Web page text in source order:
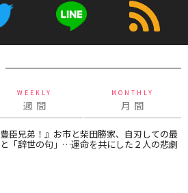
WEEKLY
週 間
MONTHLY
月 間
豊臣兄弟！』お市と柴田勝家、自刃しての最
「辞世の句」…運命を共にした２人の悲劇